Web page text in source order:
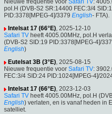
Nieuwe frequentie voor Safari TV:
pol.H (DVB-S2 SR:14400 FEC:3/4
PID:3378[MPEG-4]/3379 English- FTA).
Intelsat 17 (66°E), 2025-12-10
Safari TV heeft 4005.00MHz, pol.H
(DVB-S2 SID:19 PID:3378[MPEG-4]/
English)
Eutelsat 3B (3°E), 2025-08-15
Nieuwe frequentie voor Safari TV:
FEC:3/4 SID:24 PID:1024[MPEG-4]/
Intelsat 17 (66°E), 2023-12-03
Safari TV heeft 4005.00MHz, pol.H
English) verlaten, en is vanaf heden in
satelliet.